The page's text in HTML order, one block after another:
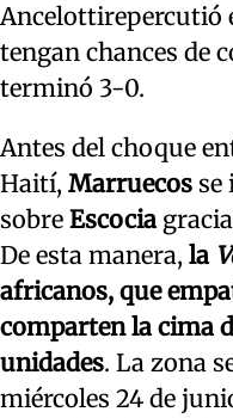
Ancelottirepercutió
tengan chances de
terminó 3-0.
Antes del choque
Haití, Marruecos se
sobre Escocia
De esta manera, la
africanos, que
comparten la cima
unidades. La zona
miércoles 24 de